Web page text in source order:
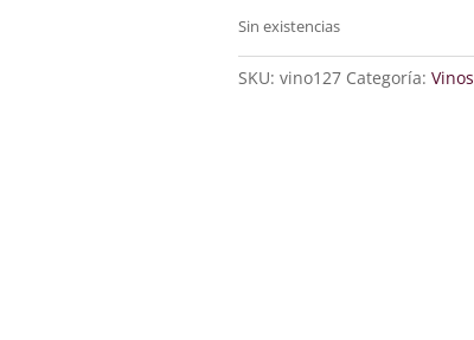
Sin existencias
SKU: vino127 Categoría: Vinos